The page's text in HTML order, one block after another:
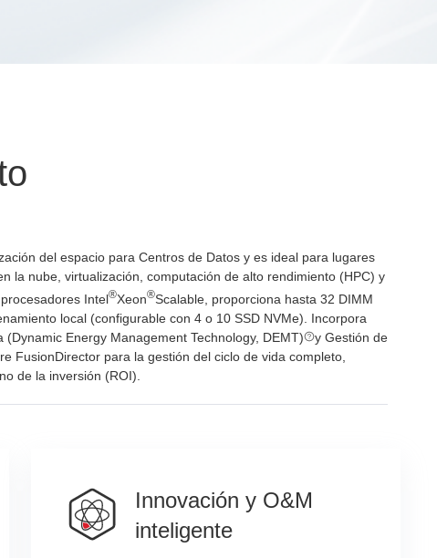
del espacio para Centros de Datos y es ideal para lugares
la nube, virtualización, computación de alto rendimiento (HPC) y
Intel®Xeon®Scalable, proporciona hasta 32 DIMM
local (configurable con 4 o 10 SSD NVMe). Incorpora
Energy Management Technology, DEMT)
y Gestión de
FusionDirector para la gestión del ciclo de vida completo,
de la inversión (ROI).
Innovación y O&M
inteligente